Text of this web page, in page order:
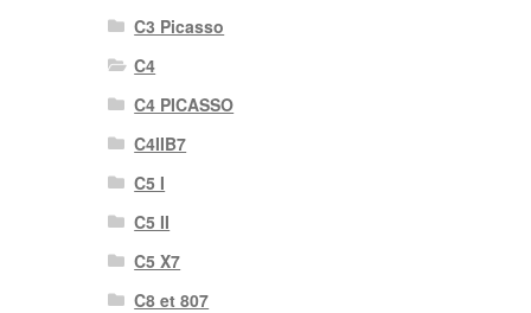
C3 Picasso
C4
C4 PICASSO
C4IIB7
C5 I
C5 II
C5 X7
C8 et 807